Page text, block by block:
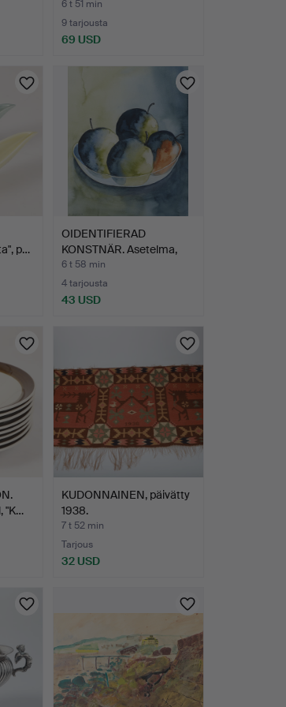
6 t 51 min
9 tarjousta
69 USD
p…
OIDENTIFIERAD
KONSTNÄR. Asetelma,
akvarell…
6 t 58 min
4 tarjousta
43 USD
"K…
KUDONNAINEN, päivätty
1938.
7 t 52 min
Tarjous
32 USD